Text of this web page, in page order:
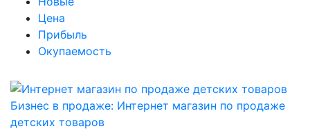
Цена
Прибыль
Окупаемость
Бизнес в продаже: Интернет магазин по продаже
детских товаров